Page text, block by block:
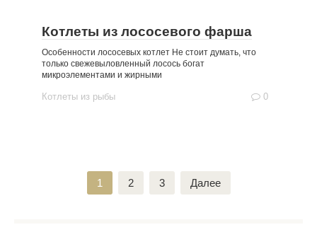
Котлеты из лососевого фарша
Особенности лососевых котлет Не стоит думать, что
только свежевыловленный лосось богат
микроэлементами и жирными
Котлеты из рыбы 0
1 2 3 Далее